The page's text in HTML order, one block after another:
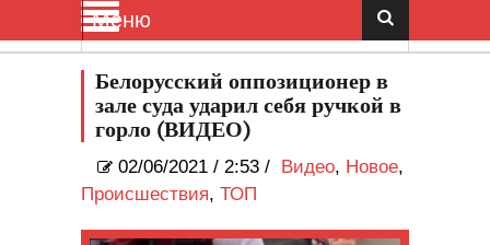
Меню
Белорусский оппозиционер в
зале суда ударил себя ручкой в ​​
горло (ВИДЕО)
02/06/2021 / 2:53 / Видео, Новое,
Происшествия, ТОП